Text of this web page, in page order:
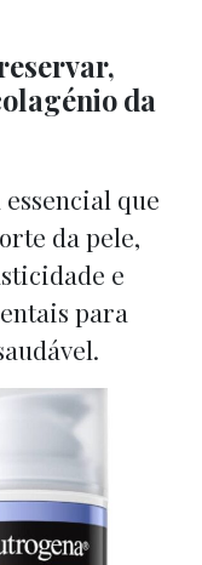
da
que
da pele,
e
para